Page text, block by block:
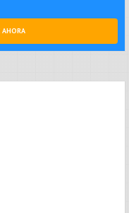
AHORA